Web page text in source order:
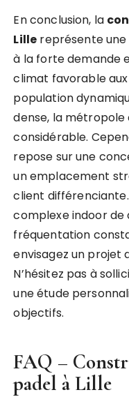
En conclusion, la
Lille représente
à la forte demande
climat favorable
population
dense, la
considérable.
repose sur une
un emplacement
client différenciante.
complexe indoor de
fréquentation
envisagez un projet
N’hésitez pas à
une étude
objectifs.
FAQ –
padel à Lille